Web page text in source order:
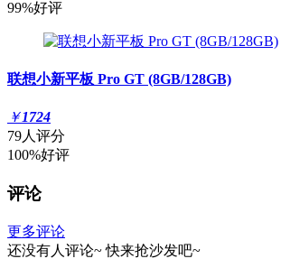
99%好评
联想小新平板 Pro GT (8GB/128GB)
￥1724
79人评分
100%好评
评论
更多评论
还没有人评论~ 快来抢沙发吧~